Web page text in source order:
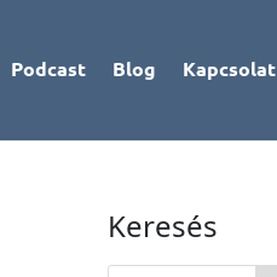
Podcast Blog Kapcsolat
Keresés